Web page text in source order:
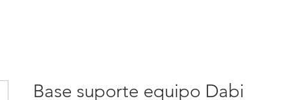
Base suporte equipo Dabi